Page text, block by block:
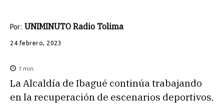
Por: UNIMINUTO Radio Tolima
24 febrero, 2023
1 min.
La Alcaldía de Ibagué continúa trabajando
en la recuperación de escenarios deportivos,